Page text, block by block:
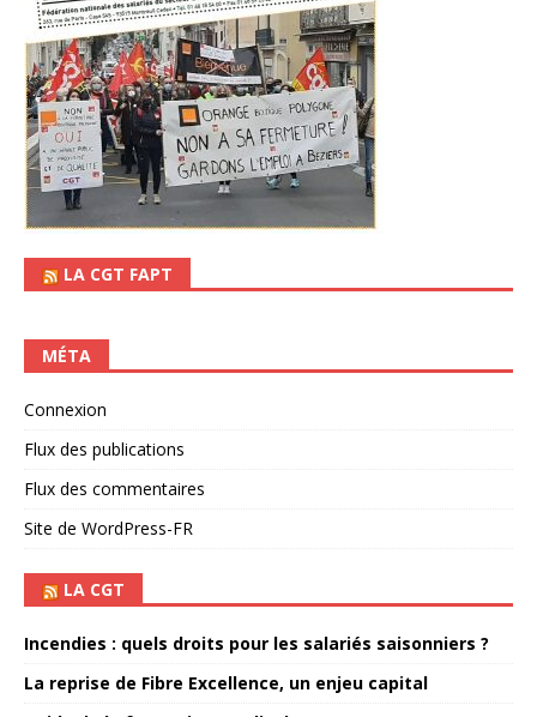
LA CGT FAPT
MÉTA
Connexion
Flux des publications
Flux des commentaires
Site de WordPress-FR
LA CGT
Incendies : quels droits pour les salariés saisonniers ?
La reprise de Fibre Excellence, un enjeu capital